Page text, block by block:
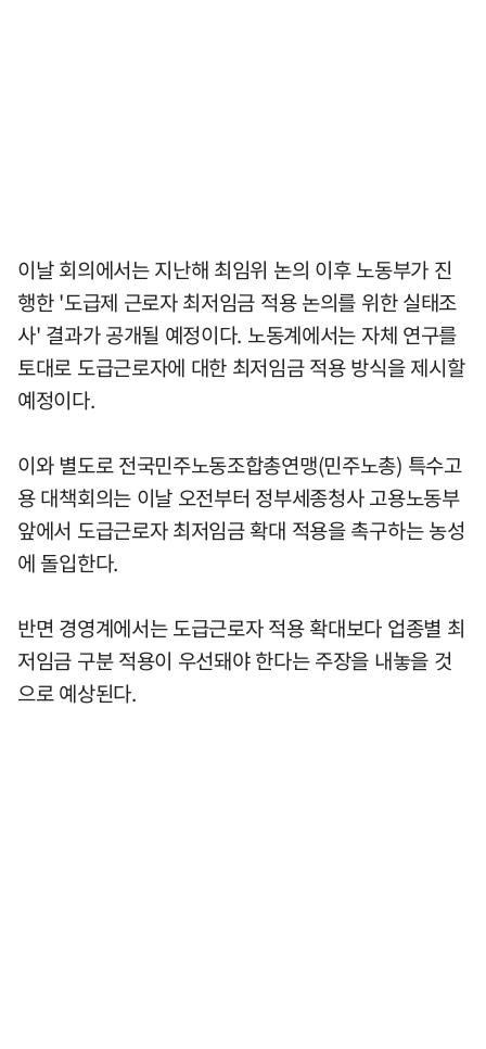
이날 회의에서는 지난해 최임위 논의 이후 노동부가 진
행한 '도급제 근로자 최저임금 적용 논의를 위한 실태조
사' 결과가 공개될 예정이다. 노동계에서는 자체 연구를
토대로 도급근로자에 대한 최저임금 적용 방식을 제시할
예정이다.
이와 별도로 전국민주노동조합총연맹(민주노총) 특수고
용 대책회의는 이날 오전부터 정부세종청사 고용노동부
앞에서 도급근로자 최저임금 확대 적용을 촉구하는 농성
에 돌입한다.
반면 경영계에서는 도급근로자 적용 확대보다 업종별 최
저임금 구분 적용이 우선돼야 한다는 주장을 내놓을 것
으로 예상된다.